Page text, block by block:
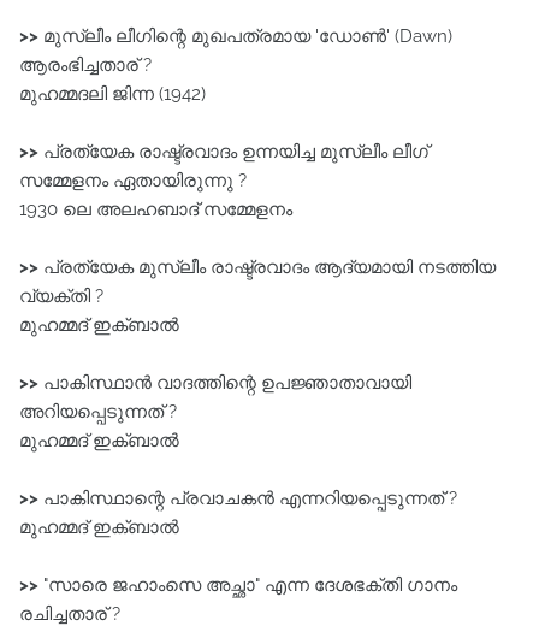
>> മുസ്ലീം ലീഗിന്റെ മുഖപത്രമായ 'ഡോൺ' (Dawn)
ആരംഭിച്ചതാര് ?
മുഹമ്മദലി ജിന്ന (1942)
>> പ്രത്യേക രാഷ്ട്രവാദം ഉന്നയിച്ച മുസ്ലീം ലീഗ്‌
സമ്മേളനം ഏതായിരുന്നു ?
1930 ലെ അലഹബാദ്‌ സമ്മേളനം
>> പ്രത്യേക മുസ്ലീം രാഷ്ട്രവാദം ആദ്യമായി നടത്തിയ
വ്യക്തി ?
മുഹമ്മദ് ഇക്ബാൽ
>> പാകിസ്ഥാൻ വാദത്തിന്റെ ഉപജ്ഞാതാവായി
അറിയപ്പെടുന്നത് ?
മുഹമ്മദ് ഇക്ബാൽ
>> പാകിസ്ഥാന്റെ പ്രവാചകൻ എന്നറിയപ്പെടുന്നത് ?
മുഹമ്മദ് ഇക്ബാൽ
>> "സാരെ ജഹാംസെ അച്ഛാ" എന്ന ദേശഭക്തി ഗാനം
രചിച്ചതാര് ?